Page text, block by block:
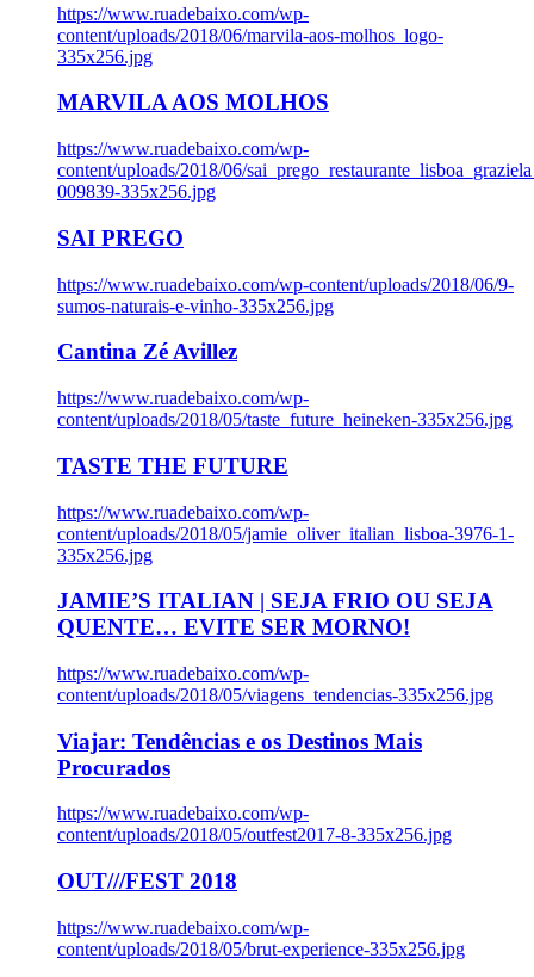
https://www.ruadebaixo.com/wp-
content/uploads/2018/06/marvila-aos-molhos_logo-
335x256.jpg
MARVILA AOS MOLHOS
https://www.ruadebaixo.com/wp-
content/uploads/2018/06/
009839-335x256.jpg
SAI PREGO
https://www.ruadebaixo.com/wp-content/uploads/2018/06/9-
sumos-naturais-e-vinho-335x256.jpg
Cantina Zé Avillez
https://www.ruadebaixo.com/wp-
content/uploads/2018/05/taste_future_heineken-335x256.jpg
TASTE THE FUTURE
https://www.ruadebaixo.com/wp-
content/uploads/2018/05/jamie_oliver_italian_lisboa-3976-1-
335x256.jpg
JAMIE’S ITALIAN | SEJA FRIO OU SEJA
QUENTE… EVITE SER MORNO!
https://www.ruadebaixo.com/wp-
content/uploads/2018/05/viagens_tendencias-335x256.jpg
Viajar: Tendências e os Destinos Mais
Procurados
https://www.ruadebaixo.com/wp-
content/uploads/2018/05/outfest2017-8-335x256.jpg
OUT///FEST 2018
https://www.ruadebaixo.com/wp-
content/uploads/2018/05/brut-experience-335x256.jpg